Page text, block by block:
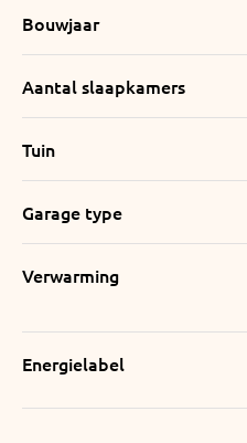
Bouwjaar
Aantal slaapkamers
Tuin
Garage type
Verwarming
Energielabel